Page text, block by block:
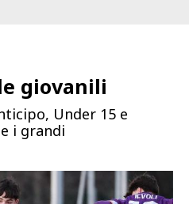
PROGRAM
giovanili
Under 15 e
i grandi